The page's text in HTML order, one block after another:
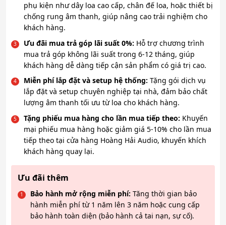
phụ kiện như dây loa cao cấp, chân đế loa, hoặc thiết bị
chống rung âm thanh, giúp nâng cao trải nghiệm cho
khách hàng.
Ưu đãi mua trả góp lãi suất 0%: Hỗ trợ chương trình
mua trả góp không lãi suất trong 6-12 tháng, giúp
khách hàng dễ dàng tiếp cận sản phẩm có giá trị cao.
Miễn phí lắp đặt và setup hệ thống: Tặng gói dịch vụ
lắp đặt và setup chuyên nghiệp tại nhà, đảm bảo chất
lượng âm thanh tối ưu từ loa cho khách hàng.
Tặng phiếu mua hàng cho lần mua tiếp theo: Khuyến
mại phiếu mua hàng hoặc giảm giá 5-10% cho lần mua
tiếp theo tại cửa hàng Hoàng Hải Audio, khuyến khích
khách hàng quay lại.
Ưu đãi thêm
Bảo hành mở rộng miễn phí: Tăng thời gian bảo
hành miễn phí từ 1 năm lên 3 năm hoặc cung cấp
bảo hành toàn diện (bảo hành cả tai nạn, sự cố).